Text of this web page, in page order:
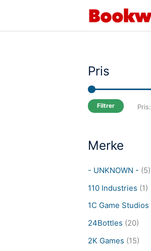
til
Pris
Filtrer Pris:
Merke
- UNKNOWN - (5)
110 Industries (1)
1C Game Studios
24Bottles (20)
2K Games (15)